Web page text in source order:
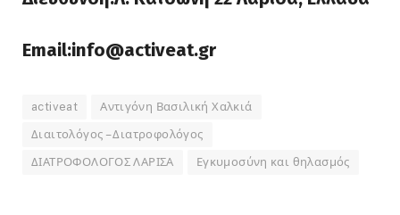
Email:info@activeat.gr
activeat Αντιγόνη Βασιλική Χαλκιά
Διαιτολόγος – Διατροφολόγος
ΔΙΑΤΡΟΦΟΛΟΓΟΣ ΛΑΡΙΣΑ Εγκυμοσύνη και θηλασμός